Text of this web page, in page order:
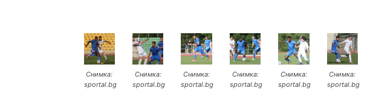
Снимка:
sportal.bg
Снимка:
sportal.bg
Снимка:
sportal.bg
Снимка:
sportal.bg
Снимка:
sportal.bg
Снимка:
sportal.bg